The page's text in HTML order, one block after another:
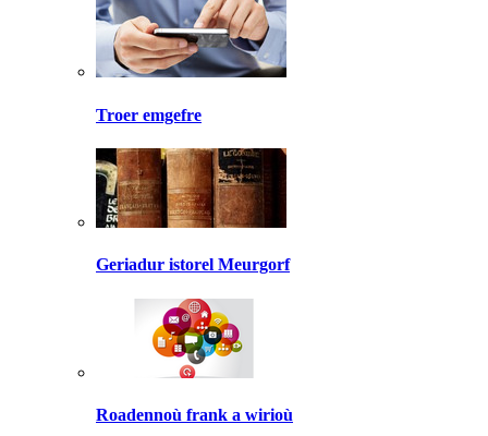
Troer emgefre
Geriadur istorel Meurgorf
Roadennoù frank a wirioù